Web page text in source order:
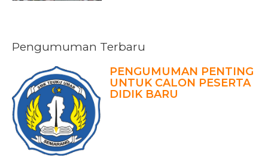
Pengumuman Terbaru
PENGUMUMAN PENTING
UNTUK CALON PESERTA
DIDIK BARU